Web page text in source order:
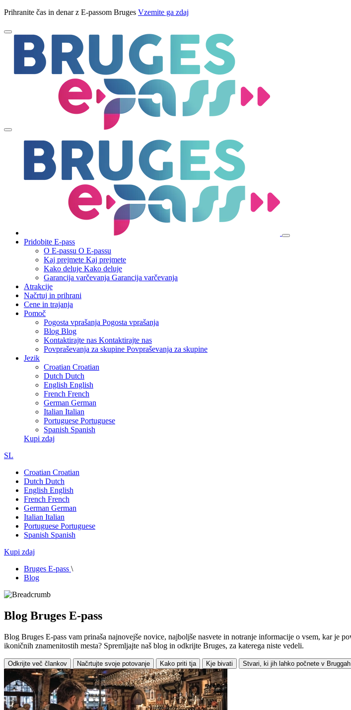
Prihranite čas in denar z E-passom Bruges Vzemite ga zdaj
Pridobite E-pass
O E-passu O E-passu
Kaj prejmete Kaj prejmete
Kako deluje Kako deluje
Garancija varčevanja Garancija varčevanja
Atrakcije
Načrtuj in prihrani
Cene in trajanja
Pomoč
Pogosta vprašanja Pogosta vprašanja
Blog Blog
Kontaktirajte nas Kontaktirajte nas
Povpraševanja za skupine Povpraševanja za skupine
Jezik
Croatian Croatian
Dutch Dutch
English English
French French
German German
Italian Italian
Portuguese Portuguese
Spanish Spanish
Kupi zdaj
SL
Croatian Croatian
Dutch Dutch
English English
French French
German German
Italian Italian
Portuguese Portuguese
Spanish Spanish
Kupi zdaj
Bruges E-pass \
Blog
Blog Bruges E-pass
Blog Bruges E-pass vam prinaša najnovejše novice, najboljše nasvete in notranje informacije o vsem, kar je
ikoničnih znamenitostih mesta? Spremljajte naš blog in odkrijte Bruges, za katerega niste vedeli.
Odkrijte več člankov Načrtujte svoje potovanje Kako priti tja Kje bivati Stvari, ki jih lahko počnete v Bruggah